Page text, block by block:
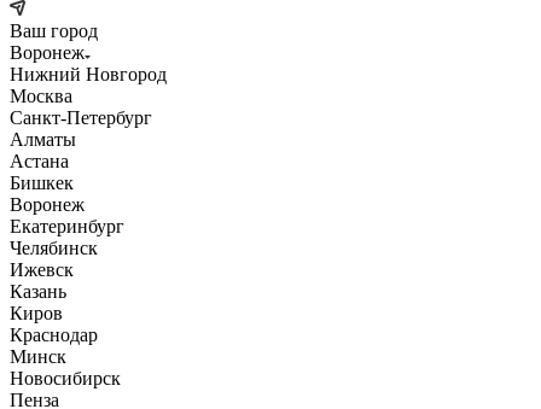
Ваш город
Воронеж
Нижний Новгород
Москва
Санкт-Петербург
Алматы
Астана
Бишкек
Воронеж
Екатеринбург
Челябинск
Ижевск
Казань
Киров
Краснодар
Минск
Новосибирск
Пенза